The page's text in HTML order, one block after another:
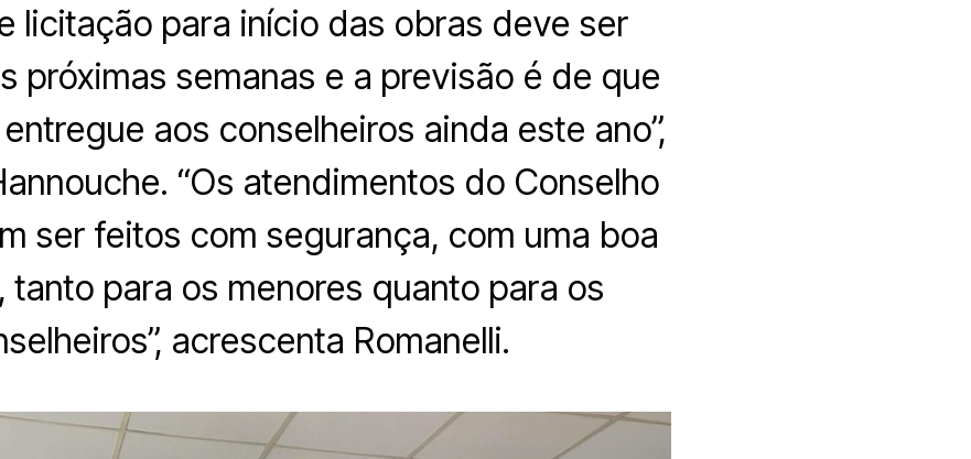
licitação para início das obras deve ser
próximas semanas e a previsão é de que
aos conselheiros ainda este ano”,
“Os atendimentos do Conselho
ser feitos com segurança, com uma boa
tanto para os menores quanto para os
acrescenta Romanelli.